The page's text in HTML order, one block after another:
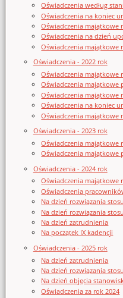
Oświadczenia według
Oświadczenia na koniec
Oświadczenia majątkowe
Oświadczenia na dzień
Oświadczenia majątkowe
Oświadczenia - 2022 rok
Oświadczenia majątkowe
Oświadczenia majątkowe
Oświadczenia majątkowe
Oświadczenia na koniec
Oświadczenia majątkowe
Oświadczenia - 2023 rok
Oświadczenia majątkowe
Oświadczenia majątkowe
Oświadczenia - 2024 rok
Oświadczenia majątkowe
Oświadczenia
Na dzień rozwiązania
Na dzień rozwiązania
Na dzień zatrudnienia
Na początek IX kadencji
Oświadczenia - 2025 rok
Na dzień zatrudnienia
Na dzień rozwiązania
Na dzień objęcia
Oświadczenia za rok 2024